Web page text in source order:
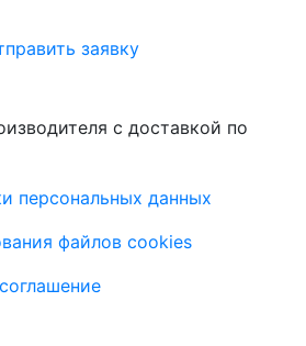
заявку
с доставкой по
персональных данных
файлов cookies